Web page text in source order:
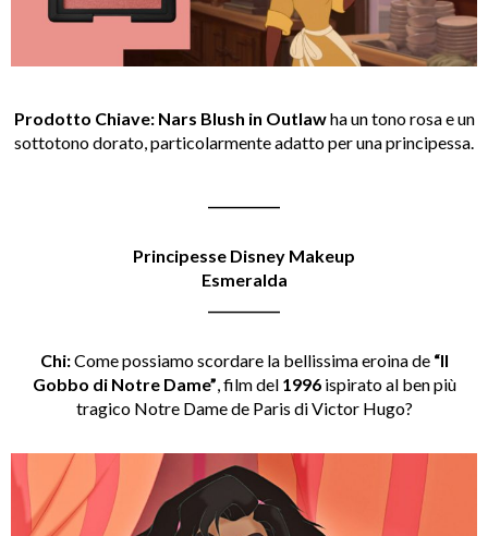
Prodotto Chiave:Nars Blush in Outlawha un tono rosa e un
sottotono dorato, particolarmente adatto per una principessa.
Principesse Disney Makeup
Esmeralda
Chi:Come possiamo scordare la bellissima eroina de “Il
Gobbo di Notre Dame”, film del 1996ispirato al ben più
tragico Notre Dame de Paris di Victor Hugo?